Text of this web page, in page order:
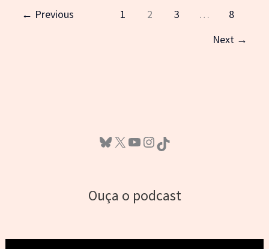
Bluesky X Youtube InstagramTikTok
Ouça o podcast
1984)
← Previous 1 2 3 …
8
Next →